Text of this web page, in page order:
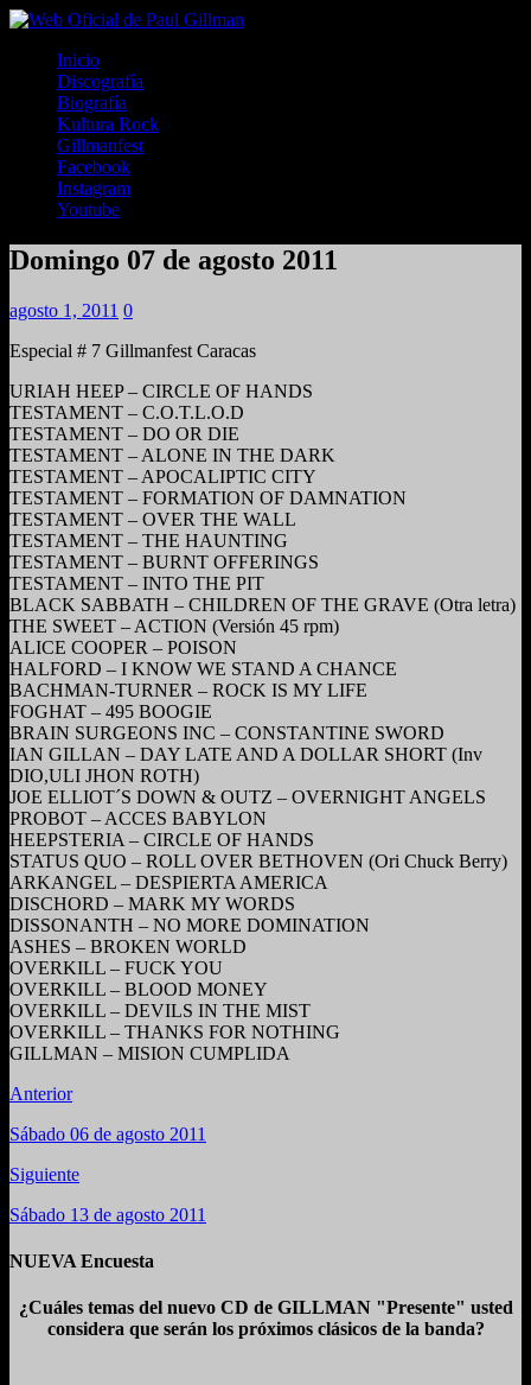
Inicio
Discografía
Biografía
Kultura Rock
Gillmanfest
Facebook
Instagram
Youtube
Domingo 07 de agosto 2011
agosto 1, 2011 0
Especial # 7 Gillmanfest Caracas
URIAH HEEP – CIRCLE OF HANDS
TESTAMENT – C.O.T.L.O.D
TESTAMENT – DO OR DIE
TESTAMENT – ALONE IN THE DARK
TESTAMENT – APOCALIPTIC CITY
TESTAMENT – FORMATION OF DAMNATION
TESTAMENT – OVER THE WALL
TESTAMENT – THE HAUNTING
TESTAMENT – BURNT OFFERINGS
TESTAMENT – INTO THE PIT
BLACK SABBATH – CHILDREN OF THE GRAVE (Otra letra)
THE SWEET – ACTION (Versión 45 rpm)
ALICE COOPER – POISON
HALFORD – I KNOW WE STAND A CHANCE
BACHMAN-TURNER – ROCK IS MY LIFE
FOGHAT – 495 BOOGIE
BRAIN SURGEONS INC – CONSTANTINE SWORD
IAN GILLAN – DAY LATE AND A DOLLAR SHORT (Inv
DIO,ULI JHON ROTH)
JOE ELLIOT´S DOWN & OUTZ – OVERNIGHT ANGELS
PROBOT – ACCES BABYLON
HEEPSTERIA – CIRCLE OF HANDS
STATUS QUO – ROLL OVER BETHOVEN (Ori Chuck Berry)
ARKANGEL – DESPIERTA AMERICA
DISCHORD – MARK MY WORDS
DISSONANTH – NO MORE DOMINATION
ASHES – BROKEN WORLD
OVERKILL – FUCK YOU
OVERKILL – BLOOD MONEY
OVERKILL – DEVILS IN THE MIST
OVERKILL – THANKS FOR NOTHING
GILLMAN – MISION CUMPLIDA
Anterior
Sábado 06 de agosto 2011
Siguiente
Sábado 13 de agosto 2011
NUEVA Encuesta
¿Cuáles temas del nuevo CD de GILLMAN "Presente" usted
considera que serán los próximos clásicos de la banda?